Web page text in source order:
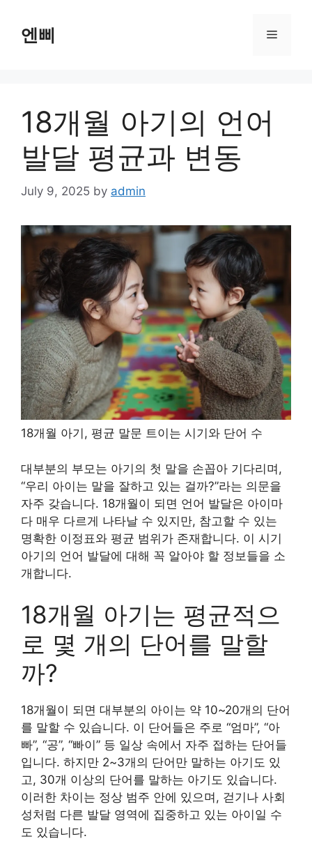
content
엔삐 Menu
18개월 아기의 언어
발달 평균과 변동
July 9, 2025 by admin
18개월 아기, 평균 말문 트이는 시기와 단어 수
대부분의 부모는 아기의 첫 말을 손꼽아 기다리며,
“우리 아이는 말을 잘하고 있는 걸까?”라는 의문을
자주 갖습니다. 18개월이 되면 언어 발달은 아이마
다 매우 다르게 나타날 수 있지만, 참고할 수 있는
명확한 이정표와 평균 범위가 존재합니다. 이 시기
아기의 언어 발달에 대해 꼭 알아야 할 정보들을 소
개합니다.
18개월 아기는 평균적으
로 몇 개의 단어를 말할
까?
18개월이 되면 대부분의 아이는 약 10~20개의 단어
를 말할 수 있습니다. 이 단어들은 주로 “엄마”, “아
빠”, “공”, “빠이” 등 일상 속에서 자주 접하는 단어들
입니다. 하지만 2~3개의 단어만 말하는 아기도 있
고, 30개 이상의 단어를 말하는 아기도 있습니다.
이러한 차이는 정상 범주 안에 있으며, 걷기나 사회
성처럼 다른 발달 영역에 집중하고 있는 아이일 수
도 있습니다.